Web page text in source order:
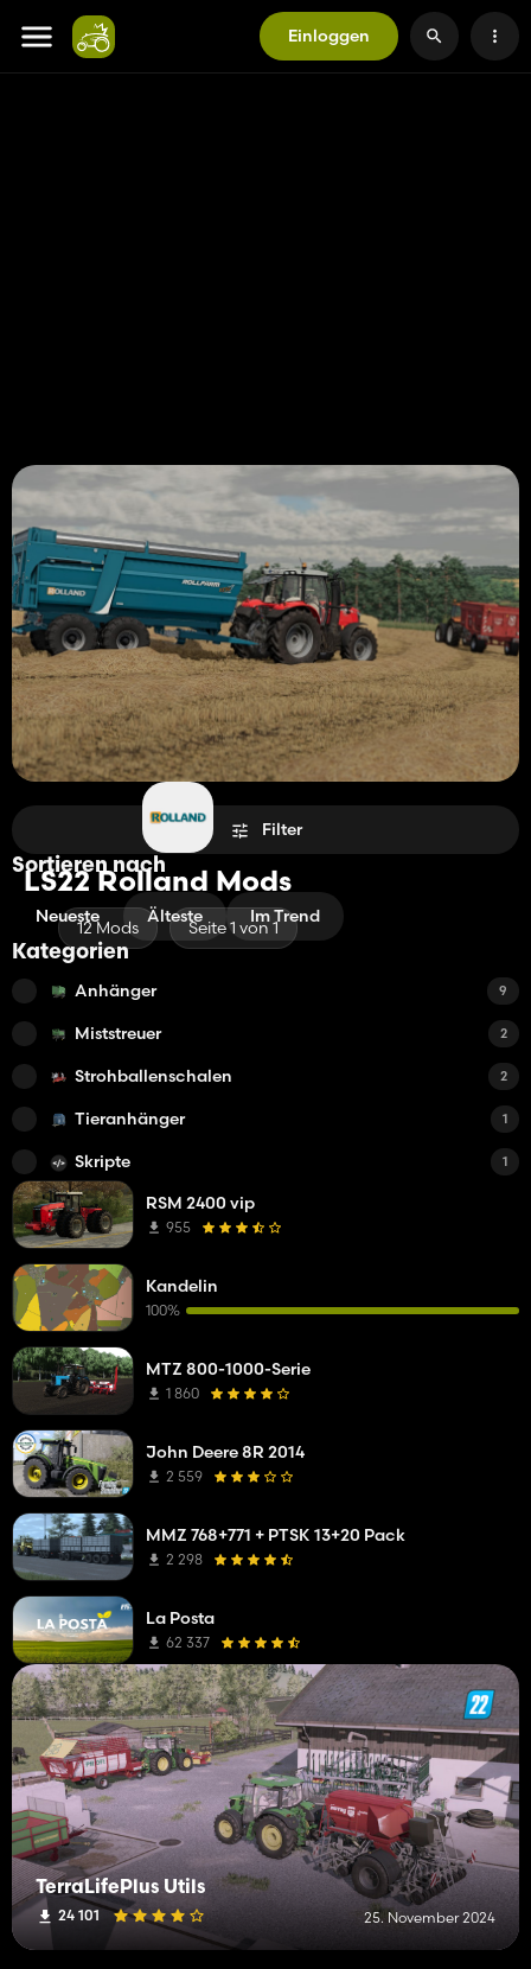
Einloggen
LS22 Rolland Mods
12 Mods Seite 1 von 1
TerraLifePlus Utils
24 101 25. November 2024
Filter
Sortieren nach
Neueste Älteste Im Trend
Kategorien
Anhänger 9
Miststreuer 2
Strohballenschalen 2
Tieranhänger 1
Skripte 1
RSM 2400 vip
955
Kandelin
100%
MTZ 800-1000-Serie
1 860
John Deere 8R 2014
2 559
MMZ 768+771 + PTSK 13+20 Pack
2 298
La Posta
62 337